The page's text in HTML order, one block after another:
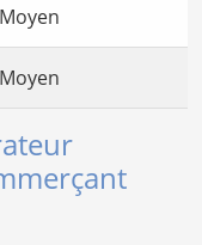
Moyen
Moyen